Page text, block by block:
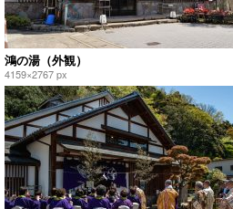
鴻の湯（外観）
4159×2767 px